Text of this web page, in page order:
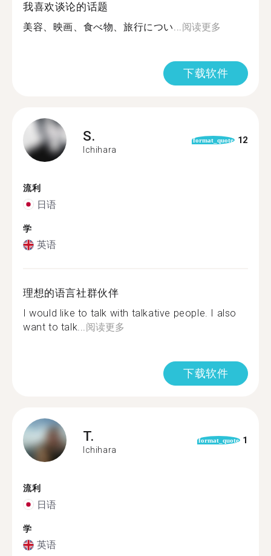
我喜欢谈论的话题
美容、映画、食べ物、旅行につい...阅读更多
下载软件
S.
Ichihara
format_quote 12
流利
日语
学
英语
理想的语言社群伙伴
I would like to talk with talkative people. I also
want to talk...阅读更多
下载软件
T.
Ichihara
format_quote 1
流利
日语
学
英语